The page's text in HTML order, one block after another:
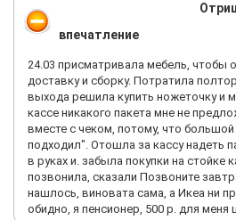
отдыхают, несерьезная компания.
впечатление
24.03 присматривала мебель, чтобы
доставку и сборку. Потратила
выхода решила купить ножеточку и
кассе никакого пакета мне не
вместе с чеком, потому, что
подходил". Отошла за кассу надеть
в руках и. забыла покупки на стойке
позвонила, сказали Позвоните
нашлось, виновата сама, а Икеа ни
обидно, я пенсионер, 500 р. для меня